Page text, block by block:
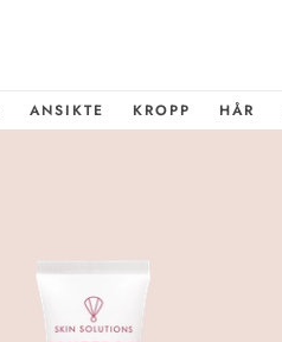
ANSIKTE KROPP HÅR